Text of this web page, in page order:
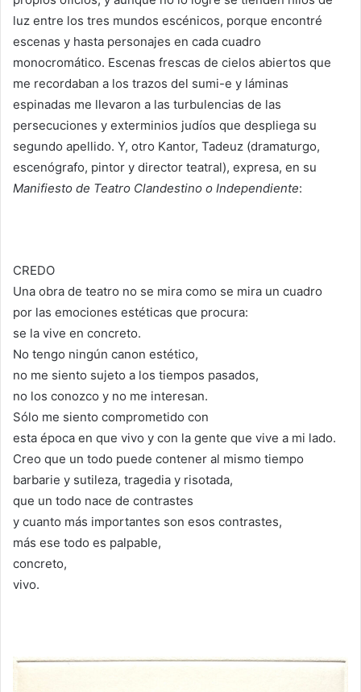
luz entre los tres mundos escénicos, porque encontré
escenas y hasta personajes en cada cuadro
monocromático. Escenas frescas de cielos abiertos que
me recordaban a los trazos del sumi-e y láminas
espinadas me llevaron a las turbulencias de las
persecuciones y exterminios judíos que despliega su
segundo apellido. Y, otro Kantor, Tadeuz (dramaturgo,
escenógrafo, pintor y director teatral), expresa, en su
Manifiesto de Teatro Clandestino o Independiente:
CREDO
Una obra de teatro no se mira como se mira un cuadro
por las emociones estéticas que procura:
se la vive en concreto.
No tengo ningún canon estético,
no me siento sujeto a los tiempos pasados,
no los conozco y no me interesan.
Sólo me siento comprometido con
esta época en que vivo y con la gente que vive a mi lado.
Creo que un todo puede contener al mismo tiempo
barbarie y sutileza, tragedia y risotada,
que un todo nace de contrastes
y cuanto más importantes son esos contrastes,
más ese todo es palpable,
concreto,
vivo.